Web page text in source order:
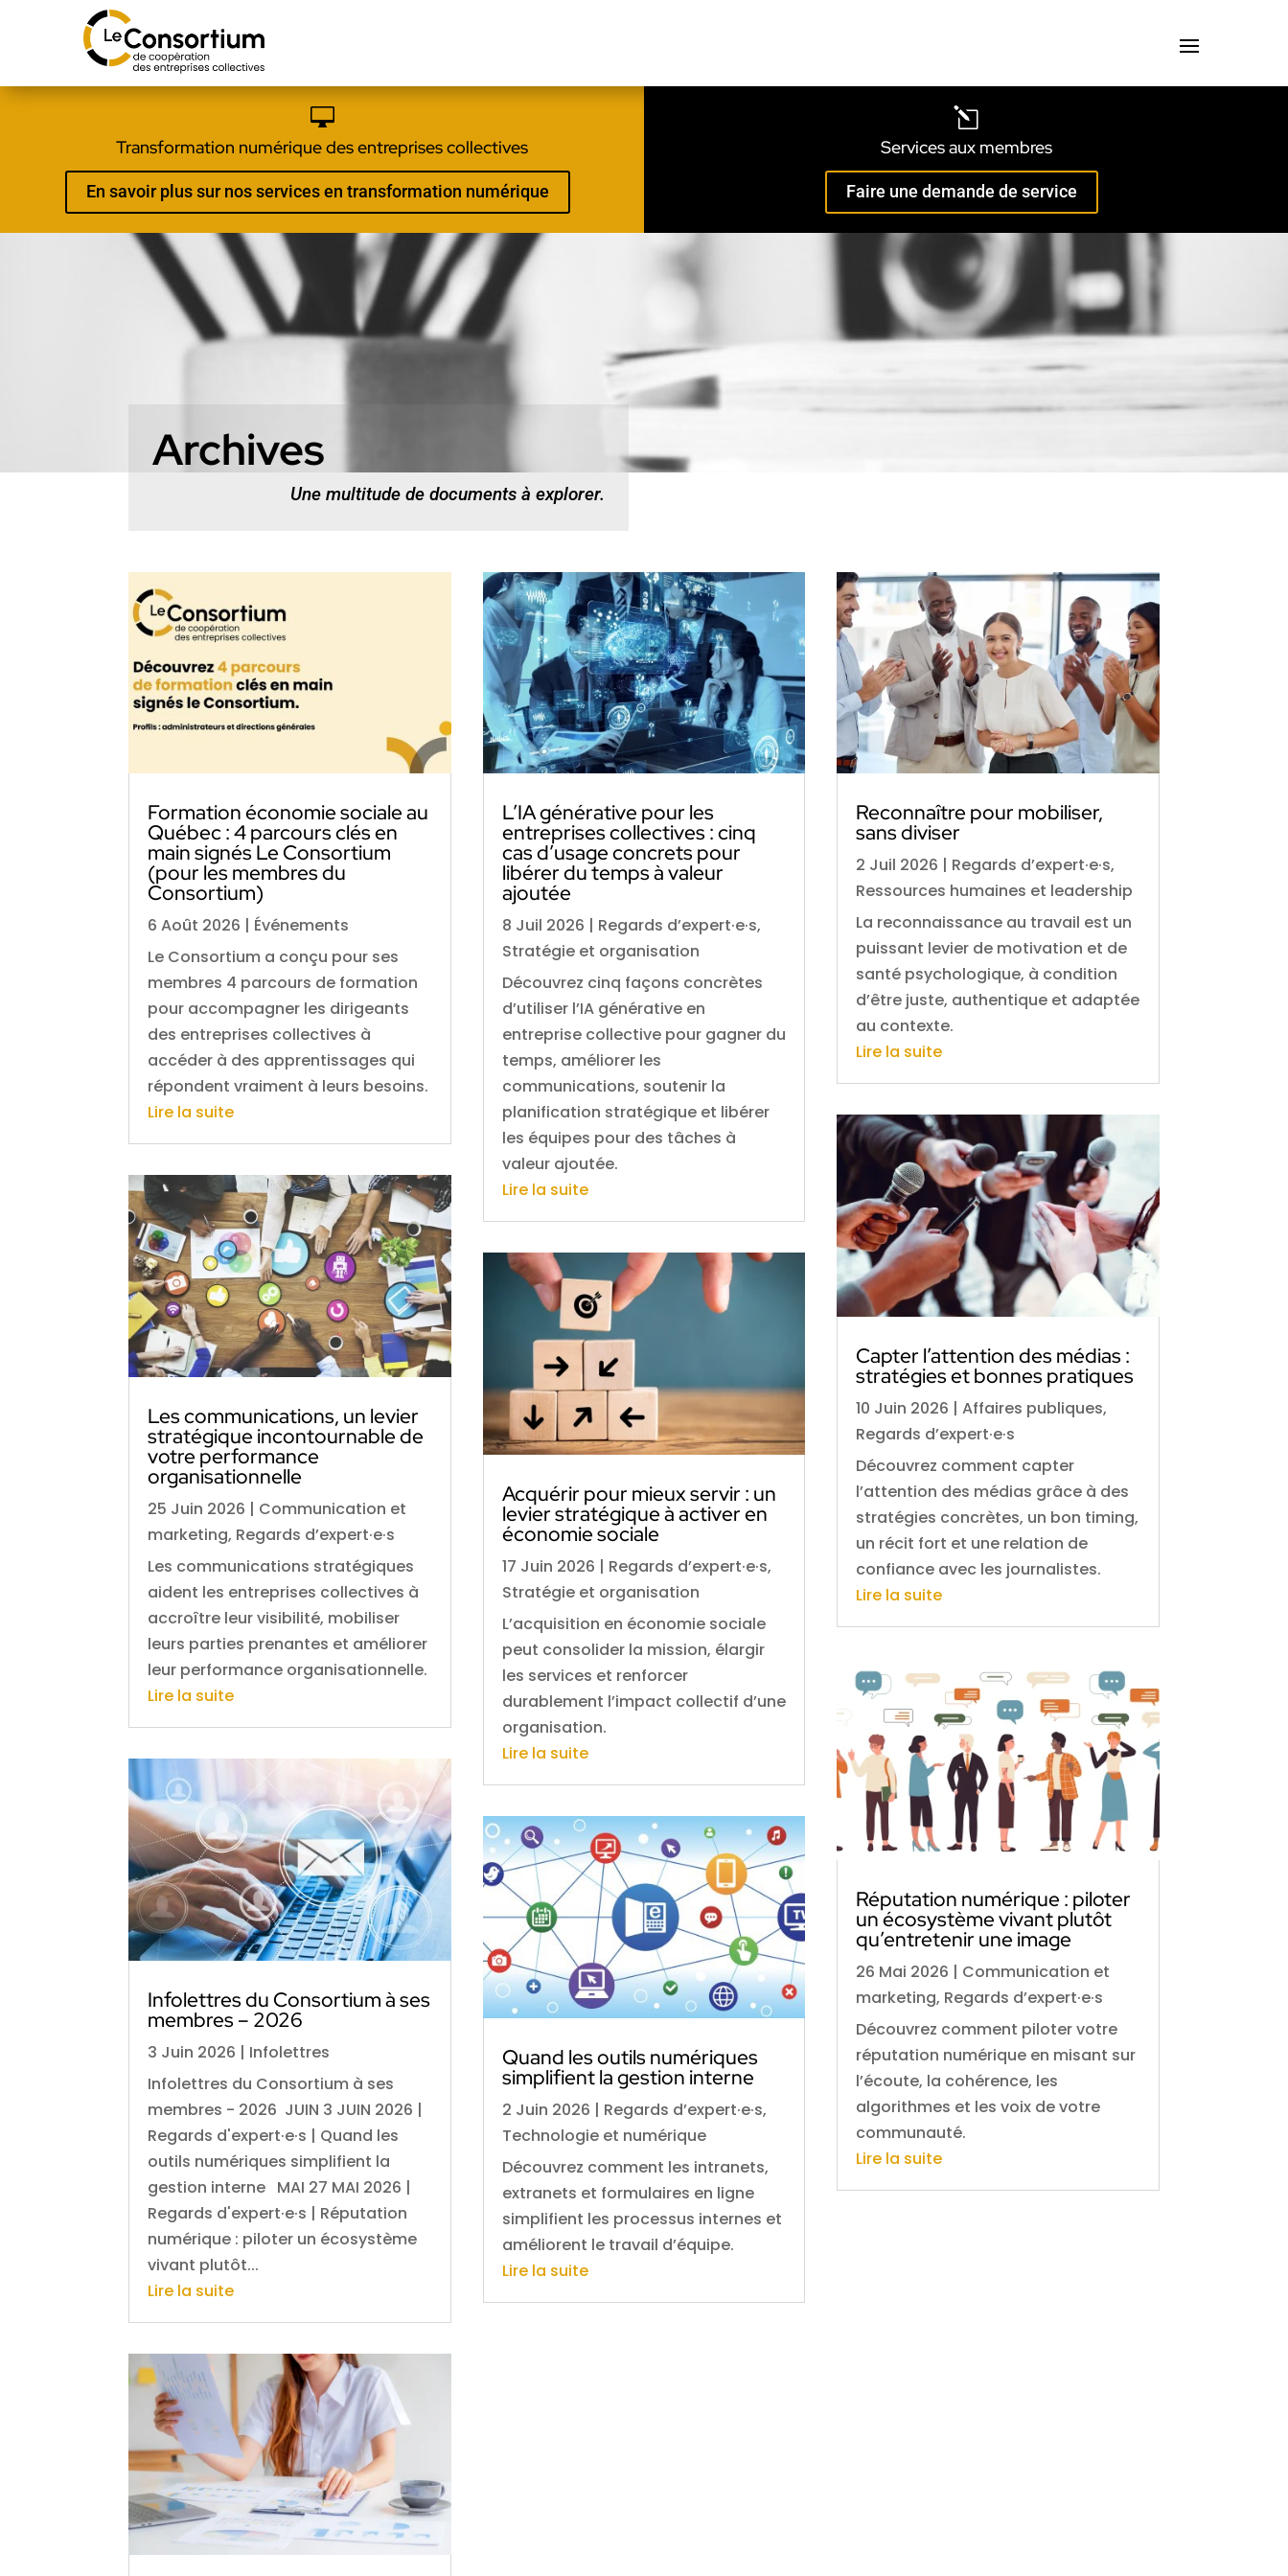

Transformation numérique des entreprises collectives
En savoir plus sur nos services en transformation numérique
l
Services aux membres
Faire une demande de service
Archives
Une multitude de documents à explorer.
Formation économie sociale au
Québec : 4 parcours clés en
main signés Le Consortium
(pour les membres du
Consortium)
6 Août 2026 | Événements
Le Consortium a conçu pour ses
membres 4 parcours de formation
pour accompagner les dirigeants
des entreprises collectives à
accéder à des apprentissages qui
répondent vraiment à leurs besoins.
Lire la suite
Les communications, un levier
stratégique incontournable de
votre performance
organisationnelle
25 Juin 2026 | Communication et
marketing, Regards d’expert·e·s
Les communications stratégiques
aident les entreprises collectives à
accroître leur visibilité, mobiliser
leurs parties prenantes et améliorer
leur performance organisationnelle.
Lire la suite
Infolettres du Consortium à ses
membres – 2026
3 Juin 2026 | Infolettres
Infolettres du Consortium à ses
membres - 2026 JUIN 3 JUIN 2026 |
Regards d'expert·e·s | Quand les
outils numériques simplifient la
gestion interne MAI 27 MAI 2026 |
Regards d'expert·e·s | Réputation
numérique : piloter un écosystème
vivant plutôt...
Lire la suite
L’IA générative pour les
entreprises collectives : cinq
cas d’usage concrets pour
libérer du temps à valeur
ajoutée
8 Juil 2026 | Regards d’expert·e·s,
Stratégie et organisation
Découvrez cinq façons concrètes
d’utiliser l’IA générative en
entreprise collective pour gagner du
temps, améliorer les
communications, soutenir la
planification stratégique et libérer
les équipes pour des tâches à
valeur ajoutée.
Lire la suite
Acquérir pour mieux servir : un
levier stratégique à activer en
économie sociale
17 Juin 2026 | Regards d’expert·e·s,
Stratégie et organisation
L’acquisition en économie sociale
peut consolider la mission, élargir
les services et renforcer
durablement l’impact collectif d’une
organisation.
Lire la suite
Quand les outils numériques
simplifient la gestion interne
2 Juin 2026 | Regards d’expert·e·s,
Technologie et numérique
Découvrez comment les intranets,
extranets et formulaires en ligne
simplifient les processus internes et
améliorent le travail d’équipe.
Lire la suite
Reconnaître pour mobiliser,
sans diviser
2 Juil 2026 | Regards d’expert·e·s,
Ressources humaines et leadership
La reconnaissance au travail est un
puissant levier de motivation et de
santé psychologique, à condition
d’être juste, authentique et adaptée
au contexte.
Lire la suite
Capter l’attention des médias :
stratégies et bonnes pratiques
10 Juin 2026 | Affaires publiques,
Regards d’expert·e·s
Découvrez comment capter
l’attention des médias grâce à des
stratégies concrètes, un bon timing,
un récit fort et une relation de
confiance avec les journalistes.
Lire la suite
Réputation numérique : piloter
un écosystème vivant plutôt
qu’entretenir une image
26 Mai 2026 | Communication et
marketing, Regards d’expert·e·s
Découvrez comment piloter votre
réputation numérique en misant sur
l’écoute, la cohérence, les
algorithmes et les voix de votre
communauté.
Lire la suite